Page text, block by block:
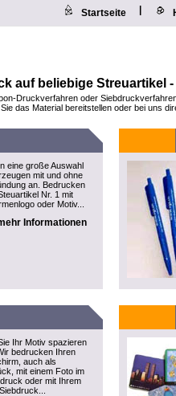
Startseite
auf beliebige Streuartikel
Druckverfahren oder
das Material bereitstellen oder bei uns
eine große Auswahl
mit und ohne
an. Bedrucken
Nr. 1 mit
oder Motiv...
Informationen
Ihr Motiv spazieren
bedrucken Ihren
auch als
mit einem Foto im
oder mit Ihrem